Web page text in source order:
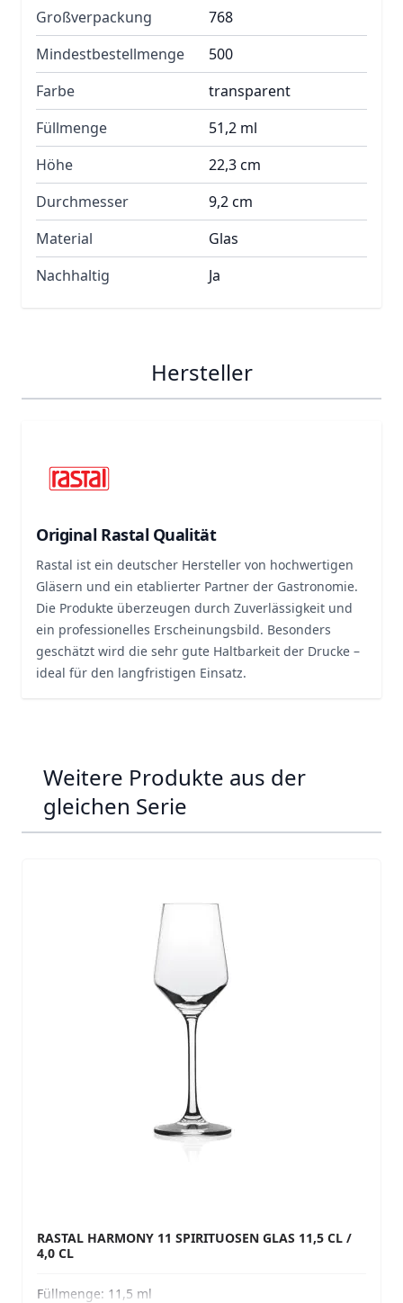
Großverpackung
768
Mindestbestellmenge
500
Farbe
transparent
Füllmenge
51,2 ml
Höhe
22,3 cm
Durchmesser
9,2 cm
Material
Glas
Nachhaltig
Ja
Hersteller
Original Rastal Qualität
Rastal ist ein deutscher Hersteller von hochwertigen
Gläsern und ein etablierter Partner der Gastronomie.
Die Produkte überzeugen durch Zuverlässigkeit und
ein professionelles Erscheinungsbild. Besonders
geschätzt wird die sehr gute Haltbarkeit der Drucke –
ideal für den langfristigen Einsatz.
Weitere Produkte aus der
gleichen Serie
RASTAL HARMONY 11 SPIRITUOSEN GLAS 11,5 CL /
4,0 CL
Füllmenge: 11,5 ml